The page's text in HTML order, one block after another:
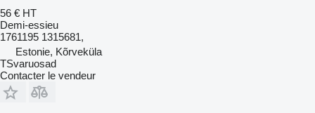
56 € HT
Demi-essieu
1761195 1315681,
Estonie, Kõrveküla
TSvaruosad
Contacter le vendeur